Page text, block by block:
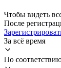
Чтобы видеть
После
За всё время
По